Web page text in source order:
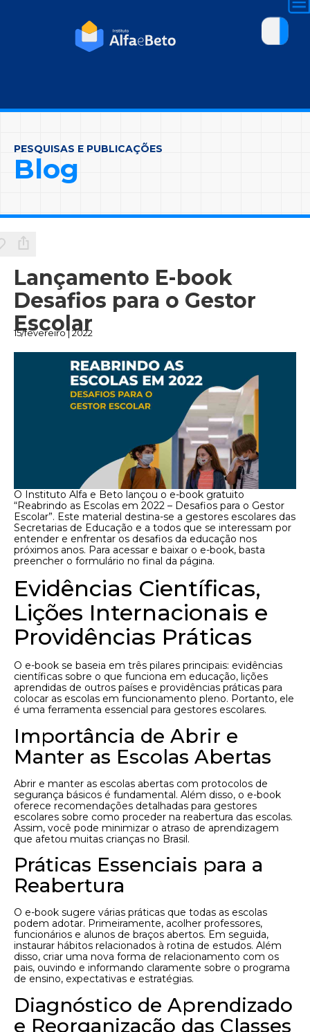
PESQUISAS E PUBLICAÇÕES
Blog
Lançamento E-book
Desafios para o Gestor
Escolar
15/fevereiro | 2022
O Instituto Alfa e Beto lançou o e-book gratuito
“Reabrindo as Escolas em 2022 – Desafios para o Gestor
Escolar”. Este material destina-se a gestores escolares das
Secretarias de Educação e a todos que se interessam por
entender e enfrentar os desafios da educação nos
próximos anos. Para acessar e baixar o e-book, basta
preencher o formulário no final da página.
Evidências Científicas,
Lições Internacionais e
Providências Práticas
O e-book se baseia em três pilares principais: evidências
científicas sobre o que funciona em educação, lições
aprendidas de outros países e providências práticas para
colocar as escolas em funcionamento pleno. Portanto, ele
é uma ferramenta essencial para gestores escolares.
Importância de Abrir e
Manter as Escolas Abertas
Abrir e manter as escolas abertas com protocolos de
segurança básicos é fundamental. Além disso, o e-book
oferece recomendações detalhadas para gestores
escolares sobre como proceder na reabertura das escolas.
Assim, você pode minimizar o atraso de aprendizagem
que afetou muitas crianças no Brasil.
Práticas Essenciais para a
Reabertura
O e-book sugere várias práticas que todas as escolas
podem adotar. Primeiramente, acolher professores,
funcionários e alunos de braços abertos. Em seguida,
instaurar hábitos relacionados à rotina de estudos. Além
disso, criar uma nova forma de relacionamento com os
pais, ouvindo e informando claramente sobre o programa
de ensino, expectativas e estratégias.
Diagnóstico de Aprendizado
e Reorganização das Classes